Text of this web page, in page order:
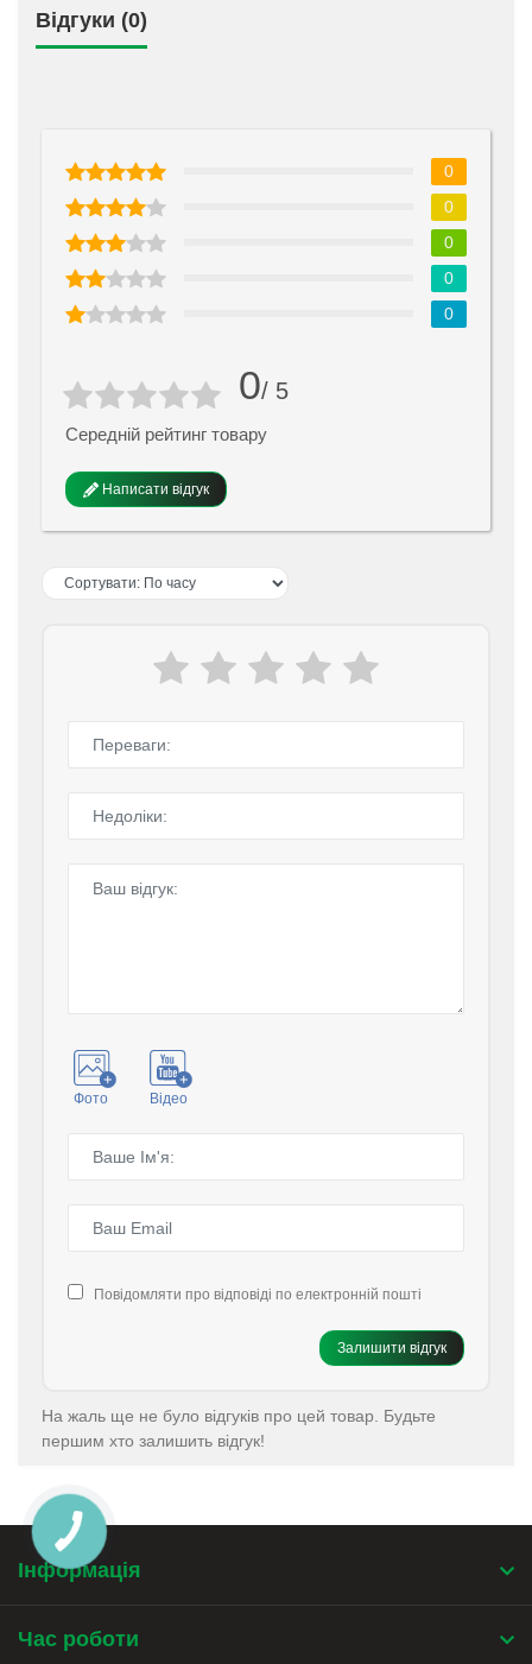
Відгуки (0)
0/ 5
Середній рейтинг товару
Написати відгук
0
0
0
0
0
Фото Відео
Повідомляти про відповіді по електронній пошті
Залишити відгук
На жаль ще не було відгуків про цей товар. Будьте
першим хто залишить відгук!
Інформація
Час роботи
КНОПКА
ЗВ'ЯЗКУ